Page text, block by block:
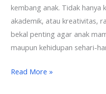
kembang anak. Tidak hanya
akademik, atau kreativitas,
bekal penting agar anak
maupun kehidupan sehari-
Read More »